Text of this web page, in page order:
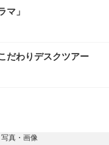
」
だわりデスクツアー
写真・画像